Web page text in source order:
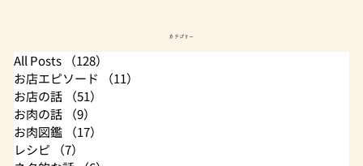
カテゴリー
All Posts （128）
お店エピソード
（11）
お店の話
（51）
お肉の話
（9）
お肉図鑑
（17）
レシピ
（7）